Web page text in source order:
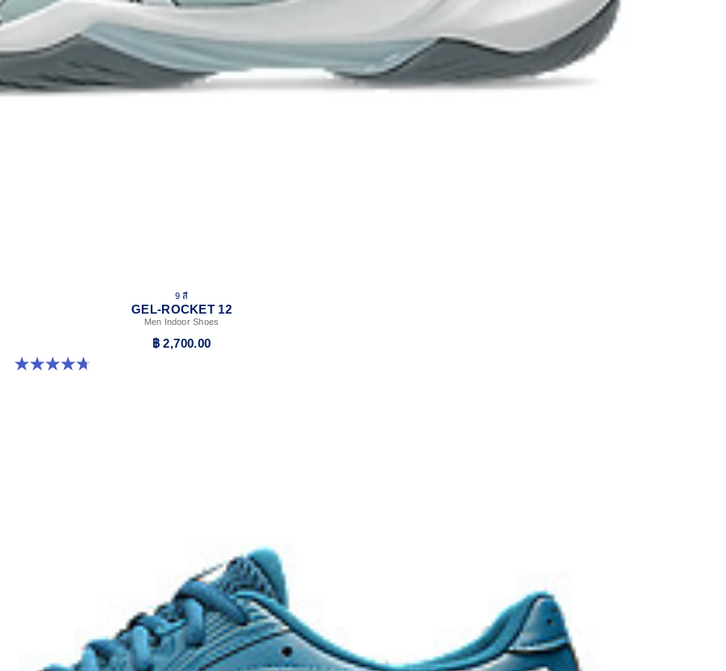
9 สี
GEL-ROCKET 12
Men Indoor Shoes
฿ 2,700.00
4.7 จาก 5 ดาว 181 รีวิว